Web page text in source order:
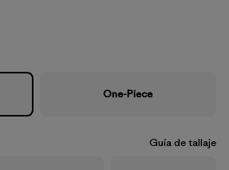
One-Piece
Guía de tallaje